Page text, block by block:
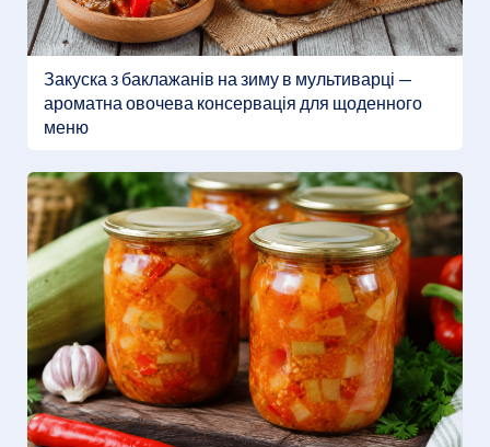
Закуска з баклажанів на зиму в мультиварці —
ароматна овочева консервація для щоденного
меню